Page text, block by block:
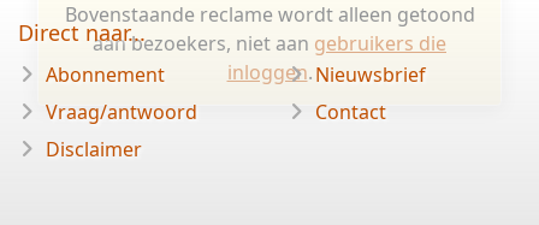
Bovenstaande reclame wordt alleen getoond
aan bezoekers, niet aan gebruikers die
inloggen.
Direct naar...
Abonnement
Vraag/antwoord
Disclaimer
Nieuwsbrief
Contact